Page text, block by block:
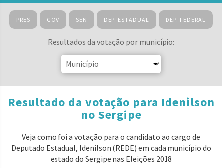
PRES GOV SEN DEP. ESTADUAL DEP. FEDERAL
Resultados da votação por município:
Resultado da votação para Idenilson
no Sergipe
Veja como foi a votação para o candidato ao cargo de
Deputado Estadual, Idenilson (REDE) em cada município do
estado do Sergipe nas Eleições 2018